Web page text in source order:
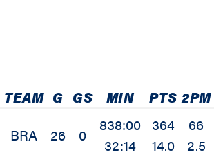
TEAM G GS MIN PTS 2PM
BRA 26 0
838:00
32:14
364
14.0
66
2.5